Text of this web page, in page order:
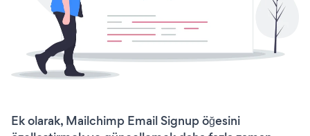
Ek olarak, Mailchimp Email Signup öğesini